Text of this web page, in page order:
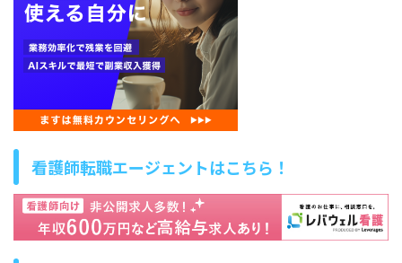
看護師転職エージェントはこちら！